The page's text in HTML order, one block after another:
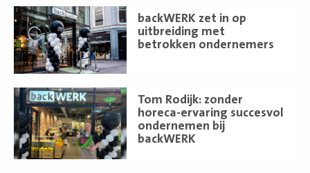
backWERK zet in op
uitbreiding met
betrokken ondernemers
Lees
meer
Tom Rodijk: zonder
horeca-ervaring succesvol
ondernemen bij
backWERK
Lees
meer